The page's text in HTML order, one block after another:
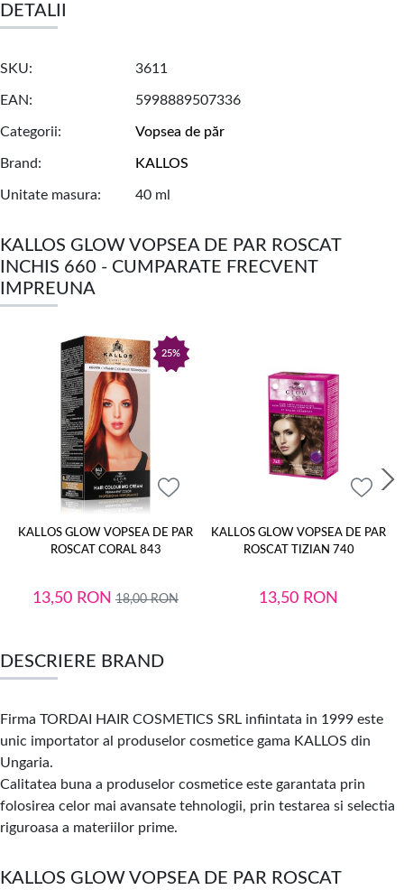
DETALII
SKU 3611
EAN 5998889507336
Categorii Vopsea de păr
Brand KALLOS
Unitate masura 40 ml
KALLOS GLOW VOPSEA DE PAR ROSCAT
INCHIS 660 - CUMPARATE FRECVENT
IMPREUNA
25%
KALLOS GLOW VOPSEA DE PAR
ROSCAT CORAL 843
13,50 RON 18,00RON
KALLOS GLOW VOPSEA DE PAR
ROSCAT TIZIAN 740
13,50 RON
DESCRIERE BRAND
Firma TORDAI HAIR COSMETICS SRL infiintata in 1999 este
unic importator al produselor cosmetice gama KALLOS din
Ungaria.
Calitatea buna a produselor cosmetice este garantata prin
folosirea celor mai avansate tehnologii, prin testarea si selectia
riguroasa a materiilor prime.
KALLOS GLOW VOPSEA DE PAR ROSCAT